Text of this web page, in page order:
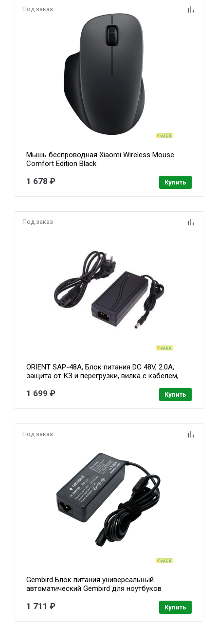
Под заказ
Мышь беспроводная Xiaomi Wireless Mouse
Comfort Edition Black
1 678 ₽ Купить
Под заказ
ORIENT SAP-48A, Блок питания DC 48V, 2.0A,
защита от КЗ и перегрузки, вилка с кабелем,
1 699 ₽ Купить
Под заказ
Gembird Блок питания универсальный
автоматический Gembird для ноутбуков
1 711 ₽ Купить